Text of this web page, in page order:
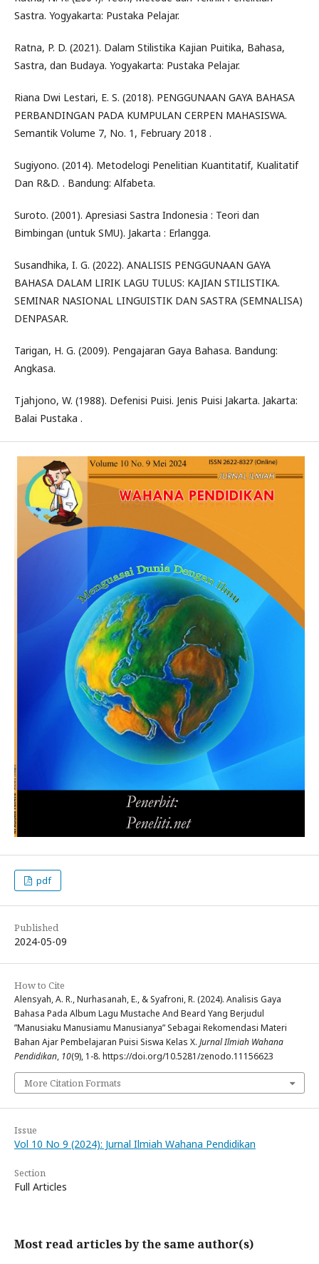
Sastra. Yogyakarta: Pustaka Pelajar.
Ratna, P. D. (2021). Dalam Stilistika Kajian Puitika, Bahasa,
Sastra, dan Budaya. Yogyakarta: Pustaka Pelajar.
Riana Dwi Lestari, E. S. (2018). PENGGUNAAN GAYA BAHASA
PERBANDINGAN PADA KUMPULAN CERPEN MAHASISWA.
Semantik Volume 7, No. 1, February 2018 .
Sugiyono. (2014). Metodelogi Penelitian Kuantitatif, Kualitatif
Dan R&D. . Bandung: Alfabeta.
Suroto. (2001). Apresiasi Sastra Indonesia : Teori dan
Bimbingan (untuk SMU). Jakarta : Erlangga.
Susandhika, I. G. (2022). ANALISIS PENGGUNAAN GAYA
BAHASA DALAM LIRIK LAGU TULUS: KAJIAN STILISTIKA.
SEMINAR NASIONAL LINGUISTIK DAN SASTRA (SEMNALISA)
DENPASAR.
Tarigan, H. G. (2009). Pengajaran Gaya Bahasa. Bandung:
Angkasa.
Tjahjono, W. (1988). Defenisi Puisi. Jenis Puisi Jakarta. Jakarta:
Balai Pustaka .
pdf
Published
2024-05-09
How to Cite
Alensyah, A. R., Nurhasanah, E., & Syafroni, R. (2024). Analisis Gaya
Bahasa Pada Album Lagu Mustache And Beard Yang Berjudul
”Manusiaku Manusiamu Manusianya” Sebagai Rekomendasi Materi
Bahan Ajar Pembelajaran Puisi Siswa Kelas X. Jurnal Ilmiah Wahana
Pendidikan, 10(9), 1-8. https://doi.org/10.5281/zenodo.11156623
More Citation Formats
Issue
Vol 10 No 9 (2024): Jurnal Ilmiah Wahana Pendidikan
Section
Full Articles
Most read articles by the same author(s)